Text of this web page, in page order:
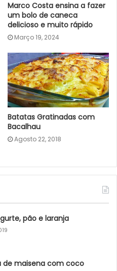
Marco Costa ensina a fazer
um bolo de caneca
delicioso e muito rápido
Março 19, 2024
Batatas Gratinadas com
Bacalhau
Agosto 22, 2018
pão e laranja
de maisena com coco